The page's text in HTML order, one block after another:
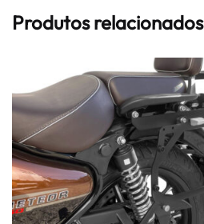
Produtos relacionados